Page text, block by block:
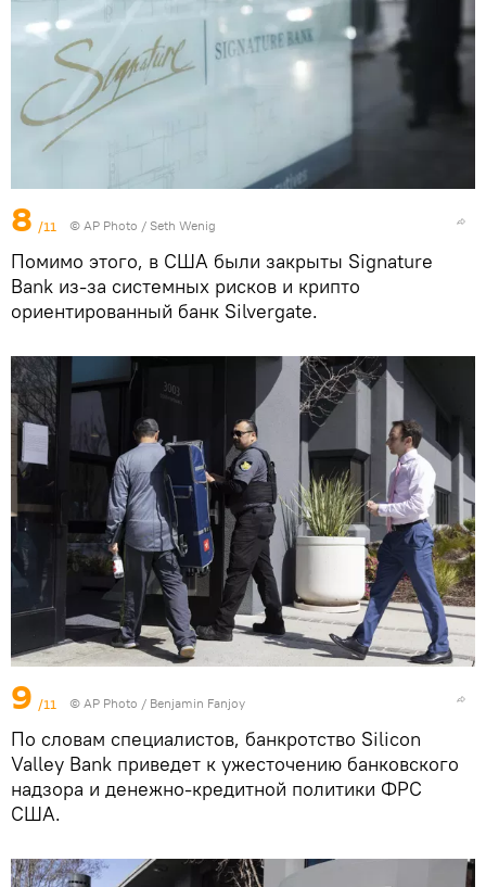
8 /11 © AP Photo / Seth Wenig
Помимо этого, в США были закрыты Signature
Bank из-за системных рисков и крипто
ориентированный банк Silvergate.
9 /11 © AP Photo / Benjamin Fanjoy
По словам специалистов, банкротство Silicon
Valley Bank приведет к ужесточению банковского
надзора и денежно-кредитной политики ФРС
США.